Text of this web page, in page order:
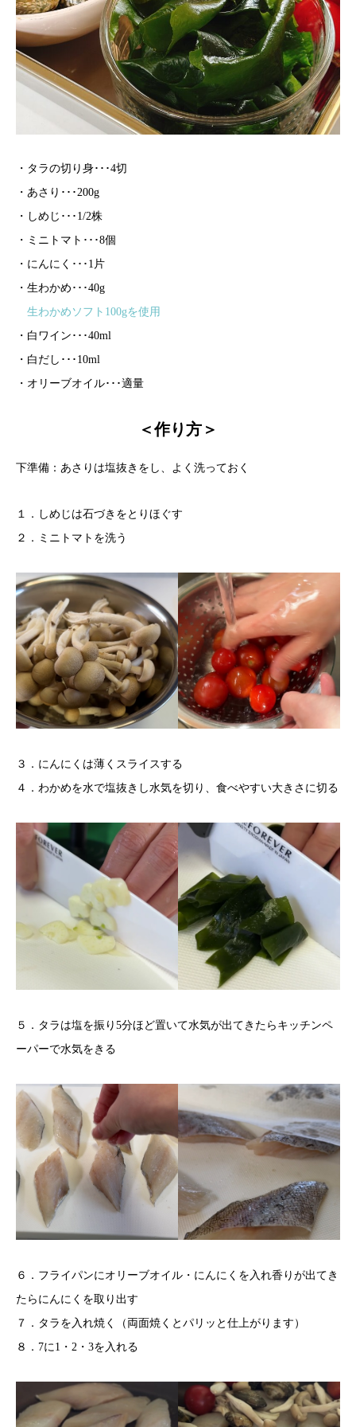
・タラの切り身･･･4切
・あさり･･･200g
・しめじ･･･1/2株
・ミニトマト･･･8個
・にんにく･･･1片
・生わかめ･･･40g
生わかめソフト100gを使用
・白ワイン･･･40ml
・白だし･･･10ml
・オリーブオイル･･･適量
＜作り方＞
下準備：あさりは塩抜きをし、よく洗っておく
１．しめじは石づきをとりほぐす
２．ミニトマトを洗う
３．にんにくは薄くスライスする
４．わかめを水で塩抜きし水気を切り、食べやすい大きさに切る
５．タラは塩を振り5分ほど置いて水気が出てきたらキッチンペ
ーパーで水気をきる
６．フライパンにオリーブオイル・にんにくを入れ香りが出てき
たらにんにくを取り出す
７．タラを入れ焼く（両面焼くとパリッと仕上がります）
８．7に1・2・3を入れる